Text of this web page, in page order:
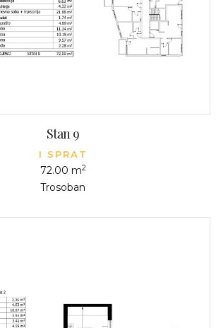
Stan 9
I SPRAT
72.00 m2
Trosoban